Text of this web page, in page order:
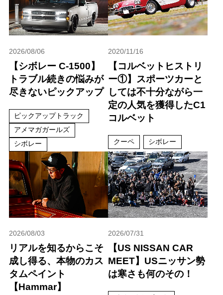
2026/08/06
【シボレー C-1500】
トラブル続きの悩みが
尽きないピックアップ
ピックアップトラック
アメマガガールズ
シボレー
2020/11/16
【コルベットヒストリ
ー①】スポーツカーと
しては不十分ながら一
定の人気を獲得したC1
コルベット
クーペ シボレー
2026/08/03
リアルを知るからこそ
成し得る、本物のカス
タムペイント
【Hammar】
2026/07/31
【US NISSAN CAR
MEET】USニッサン勢
は寒さも何のその！